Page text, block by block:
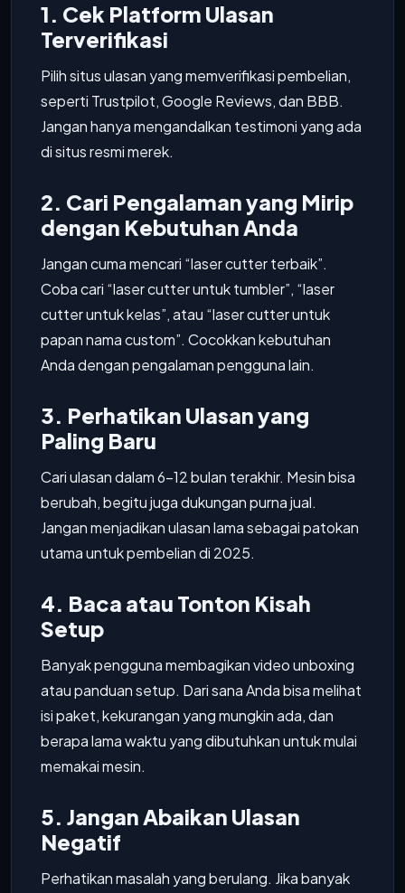
1. Cek Platform Ulasan
Terverifikasi
Pilih situs ulasan yang memverifikasi pembelian,
seperti Trustpilot, Google Reviews, dan BBB.
Jangan hanya mengandalkan testimoni yang ada
di situs resmi merek.
2. Cari Pengalaman yang Mirip
dengan Kebutuhan Anda
Jangan cuma mencari “laser cutter terbaik”.
Coba cari “laser cutter untuk tumbler”, “laser
cutter untuk kelas”, atau “laser cutter untuk
papan nama custom”. Cocokkan kebutuhan
Anda dengan pengalaman pengguna lain.
3. Perhatikan Ulasan yang
Paling Baru
Cari ulasan dalam 6–12 bulan terakhir. Mesin bisa
berubah, begitu juga dukungan purna jual.
Jangan menjadikan ulasan lama sebagai patokan
utama untuk pembelian di 2025.
4. Baca atau Tonton Kisah
Setup
Banyak pengguna membagikan video unboxing
atau panduan setup. Dari sana Anda bisa melihat
isi paket, kekurangan yang mungkin ada, dan
berapa lama waktu yang dibutuhkan untuk mulai
memakai mesin.
5. Jangan Abaikan Ulasan
Negatif
Perhatikan masalah yang berulang. Jika banyak